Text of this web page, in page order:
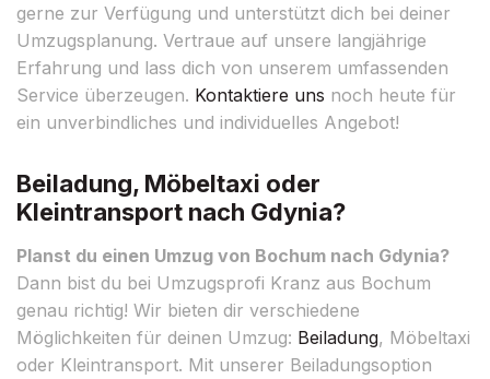
gerne zur Verfügung und unterstützt dich bei deiner
Umzugsplanung. Vertraue auf unsere langjährige
Erfahrung und lass dich von unserem umfassenden
Service überzeugen. Kontaktiere uns noch heute für
ein unverbindliches und individuelles Angebot!
Beiladung, Möbeltaxi oder
Kleintransport nach Gdynia?
Planst du einen Umzug von Bochum nach Gdynia?
Dann bist du bei Umzugsprofi Kranz aus Bochum
genau richtig! Wir bieten dir verschiedene
Möglichkeiten für deinen Umzug: Beiladung, Möbeltaxi
oder Kleintransport. Mit unserer Beiladungsoption